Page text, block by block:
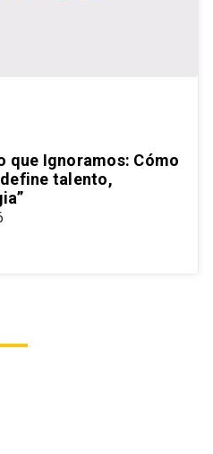
que Ignoramos: Cómo
talento,